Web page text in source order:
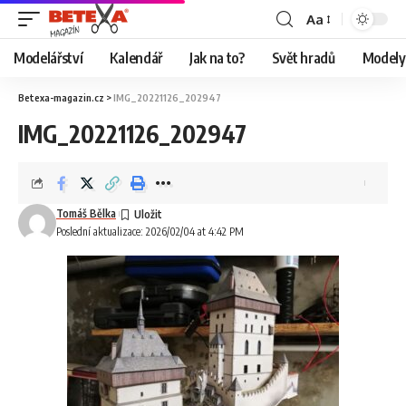
Aa
Modelářství Kalendář Jak na to? Svět hradů
Betexa-magazin.cz >IMG_20221126_202947
IMG_20221126_202947
Poslední aktualizace: 2026/02/04 at 4:42 PM
Tomáš Bělka